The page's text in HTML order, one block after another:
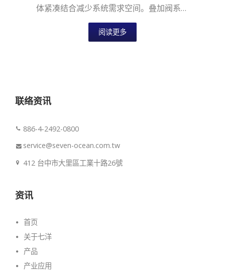
体紧凑结合减少系统需求空间。叠加阀系列
适用于国际安装面标准，提供六通径NG6...
阅读更多
联络资讯
886-4-2492-0800
service@seven-ocean.com.tw
412 台中市大里區工業十路26號
资讯
首页
关于七洋
产品
产业应用